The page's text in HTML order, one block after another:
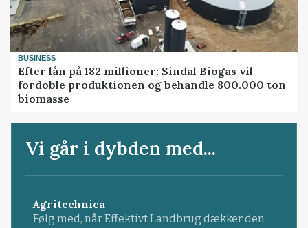
BUSINESS
Efter lån på 182 millioner: Sindal Biogas vil
fordoble produktionen og behandle 800.000 ton
biomasse
Vi går i dybden med...
Agritechnica
Følg med, når Effektivt Landbrug dækker den